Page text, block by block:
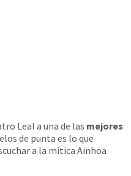
Leal a una de las mejores
de punta es lo que
a la mítica Ainhoa